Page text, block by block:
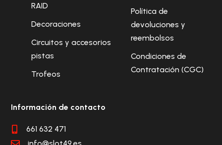
RAID
Decoraciones
Circuitos y accesorios
pistas
Trofeos
Política de
devoluciones y
reembolsos
Condiciones de
Contratación (CGC)
Información de contacto
 661 632 471